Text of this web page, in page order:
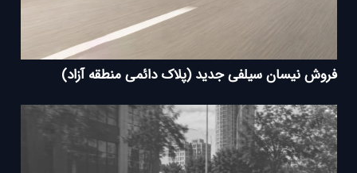
فروش نیسان سیلفی جدید (پلاک دائمی منطقه آزاد)